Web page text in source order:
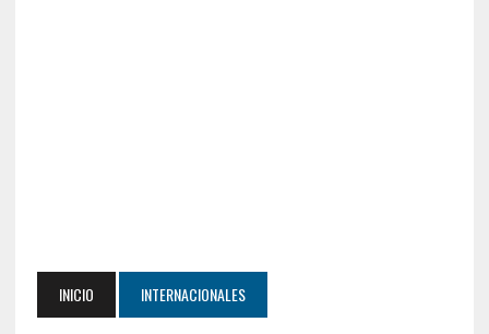
INICIO INTERNACIONALES